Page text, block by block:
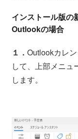
インストール版
Outlookの場合
１． Outlookカレ
して、上部メニ
します。